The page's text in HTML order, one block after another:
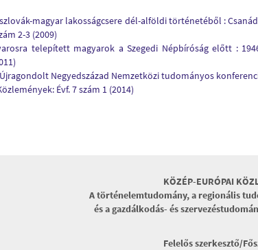
magyar lakosságcsere dél-alföldi történetéből :
2-3 (2009)
telepített magyarok a Szegedi Népbíróság előtt :
Negyedszázad Nemzetközi tudományos
Évf. 7 szám 1 (2014)
KÖZÉP-EURÓPAI
A történelemtudomány, a regionális
és a gazdálkodás- és
Felelős szerkesztő/